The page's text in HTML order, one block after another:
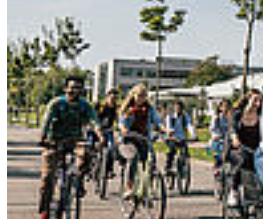
Go to slide 1
Go to slide 2
Go to slide 3
Go to slide 4
Go to slide 5
Go to slide 6
Go to slide 7
Go to slide 8
Go to slide 9